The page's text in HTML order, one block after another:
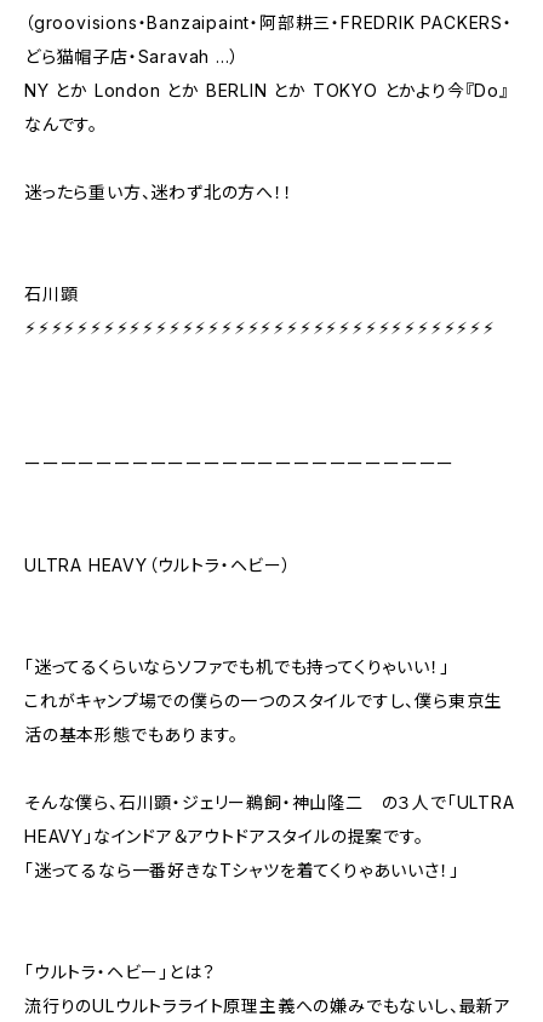
（groovisions・Banzaipaint・阿部耕三・FREDRIK PACKERS・
どら猫帽子店・Saravah …）
NY とか London とか BERLIN とか TOKYO とかより今『Do』
なんです。
迷ったら重い方、迷わず北の方へ！！
石川顕
⚡︎⚡︎⚡︎⚡︎⚡︎⚡︎⚡︎⚡︎⚡︎⚡︎⚡︎⚡︎⚡︎⚡︎⚡︎⚡︎⚡︎⚡︎⚡︎⚡︎⚡︎⚡︎⚡︎⚡︎⚡︎⚡︎⚡︎⚡︎⚡︎⚡︎⚡︎⚡︎⚡︎⚡︎⚡︎⚡︎
ーーーーーーーーーーーーーーーーーーーーーーーー
ULTRA HEAVY（ウルトラ・ヘビー）
「迷ってるくらいならソファでも机でも持ってくりゃいい！」
これがキャンプ場での僕らの一つのスタイルですし、僕ら東京生
活の基本形態でもあります。
そんな僕ら、石川顕・ジェリー鵜飼・神山隆二 の３人で「ULTRA
HEAVY」なインドア＆アウトドアスタイルの提案です。
「迷ってるなら一番好きなTシャツを着てくりゃあいいさ！」
「ウルトラ・ヘビー」とは？
流行りのULウルトラライト原理主義への嫌みでもないし、最新ア